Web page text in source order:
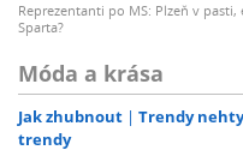
Reprezentanti po MS: Plzeň v
Sparta?
Móda a krása
Jak zhubnout Trendy
trendy